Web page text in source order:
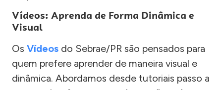
Vídeos: Aprenda de Forma Dinâmica e
Visual
Os Vídeos do Sebrae/PR são pensados para
quem prefere aprender de maneira visual e
dinâmica. Abordamos desde tutoriais passo a